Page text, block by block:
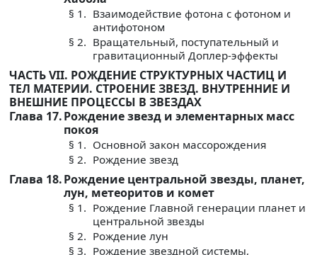
§ 1. Взаимодействие фотона с фотоном и
антифотоном
§ 2. Вращательный, поступательный и
гравитационный Доплер-эффекты
ЧАСТЬ VII. РОЖДЕНИЕ СТРУКТУРНЫХ ЧАСТИЦ И
ТЕЛ МАТЕРИИ. СТРОЕНИЕ ЗВЕЗД. ВНУТРЕННИЕ И
ВНЕШНИЕ ПРОЦЕССЫ В ЗВЕЗДАХ
Глава 17.Рождение звезд и элементарных масс
покоя
§ 1. Основной закон массорождения
§ 2. Рождение звезд
Глава 18.Рождение центральной звезды, планет,
лун, метеоритов и комет
§ 1. Рождение Главной генерации планет и
центральной звезды
§ 2. Рождение лун
§ 3. Рождение звездной системы,